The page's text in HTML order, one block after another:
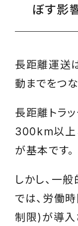
ぼす影
長距離運送
動までをつ
長距離トラ
300km以上
が基本です。
しかし、一
では、労働
制限)が導入